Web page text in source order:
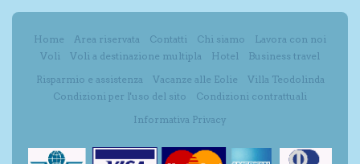
Home Area riservata Contatti Chi siamo
Lavora con noi
Voli
Voli a destinazione multipla Hotel
Business travel
Risparmio e assistenza
Vacanze alle Eolie
Villa Teodolinda
Condizioni per l'uso del sito
Condizioni contrattuali
Informativa Privacy